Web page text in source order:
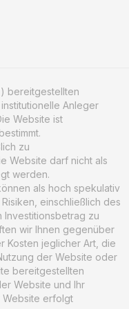
bereitgestellten
Anleger
Website ist
zu
Website darf nicht als
werden.
als hoch spekulativ
einschließlich des
Investitionsbetrag zu
wir Ihnen gegenüber
Kosten jeglicher Art, die
der Website oder
bereitgestellten
Website und Ihr
Website erfolgt